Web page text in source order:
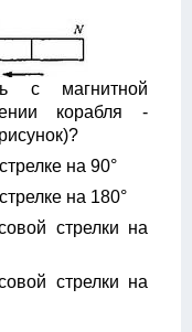
с магнитной
корабля -
на 90°
на 180°
стрелки на
стрелки на